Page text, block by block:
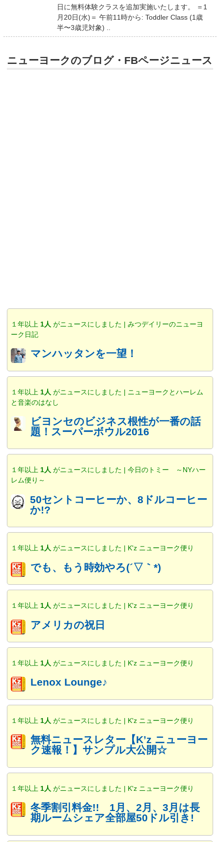
日に無料体験クラスを追加実施いたします。 ＝1
月20日(水)＝ 午前11時から: Toddler Class (1歳
半〜3歳児対象) ..
ニューヨークのブログ・FBページニュース
１年以上 1人 がニュースにしました | みつデイリーのニューヨ
ーク日記
マンハッタンを一望！
１年以上 1人 がニュースにしました | ニューヨークとハーレム
と音楽のはなし
ビヨンセのビジネス根性が一番の話
題！スーパーボウル2016
１年以上 1人 がニュースにしました | 今日のトミー ～NYハー
レム便り～
50セントコーヒーか、8ドルコーヒー
か!?
１年以上 1人 がニュースにしました | K'z ニューヨーク便り
でも、もう時効やろ(´▽｀*)
１年以上 1人 がニュースにしました | K'z ニューヨーク便り
アメリカの祝日
１年以上 1人 がニュースにしました | K'z ニューヨーク便り
Lenox Lounge♪
１年以上 1人 がニュースにしました | K'z ニューヨーク便り
無料ニュースレター【K’z ニューヨー
ク速報！】サンプル大公開☆
１年以上 1人 がニュースにしました | K'z ニューヨーク便り
冬季割引料金!! 1月、2月、3月は長
期ルームシェア全部屋50ドル引き!